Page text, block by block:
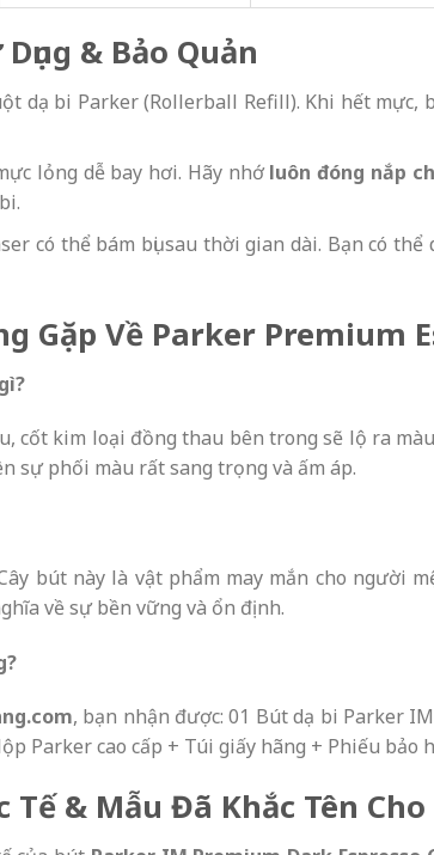
& Bảo Quản
dạ bi Parker (Rollerball Refill). Khi hết
lỏng dễ bay hơi. Hãy nhớluôn đóng nắp
có thể bám bụi sau thời gian dài. Bạn có
Gặp Về Parker Premium
cốt kim loại đồng thau bên trong sẽ lộ ra
sự phối màu rất sang trọng và ấm áp.
bút này là vật phẩm may mắn cho người
về sự bền vững và ổn định.
, bạn nhận được: 01 Bút dạ bi Parker
Parker cao cấp + Túi giấy hãng + Phiếu bảo
Tế & Mẫu Đã Khắc Tên